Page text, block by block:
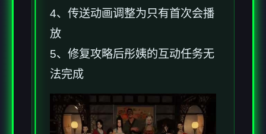
4、传送动画调整为只有首次会播
放
5、修复攻略后彤姨的互动任务无
法完成